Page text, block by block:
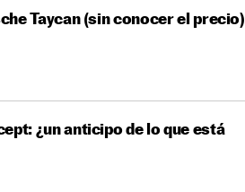
Taycan (sin conocer el precio)
¿un anticipo de lo que está